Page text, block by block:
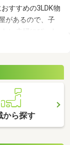
すすめの3LDK物
があるので、子
い夫婦にぴった
ころもあるの
から探す